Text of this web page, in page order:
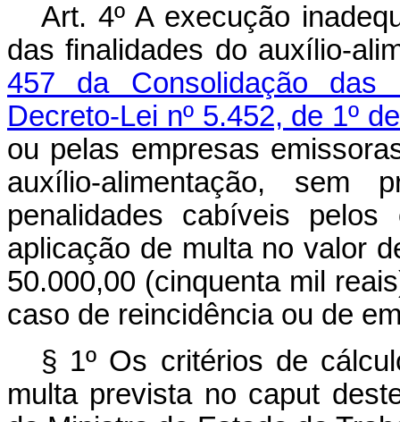
Art. 4º A execução
das finalidades do auxílio-
457 da Consolidação das
Decreto-Lei nº 5.452, de 1º
ou pelas empresas
auxílio-alimentação, sem
penalidades cabíveis
aplicação de multa no valor
50.000,00 (cinquenta mil
caso de reincidência ou de
§ 1º Os critérios de
multa prevista no caput